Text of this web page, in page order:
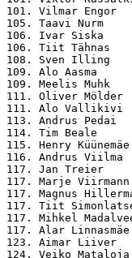
101. Vilmar
105.
106.
106.
109.
109.
111.
116.
117.
117.
117.
117. Tiit
117.
117. Alar
123.
124.